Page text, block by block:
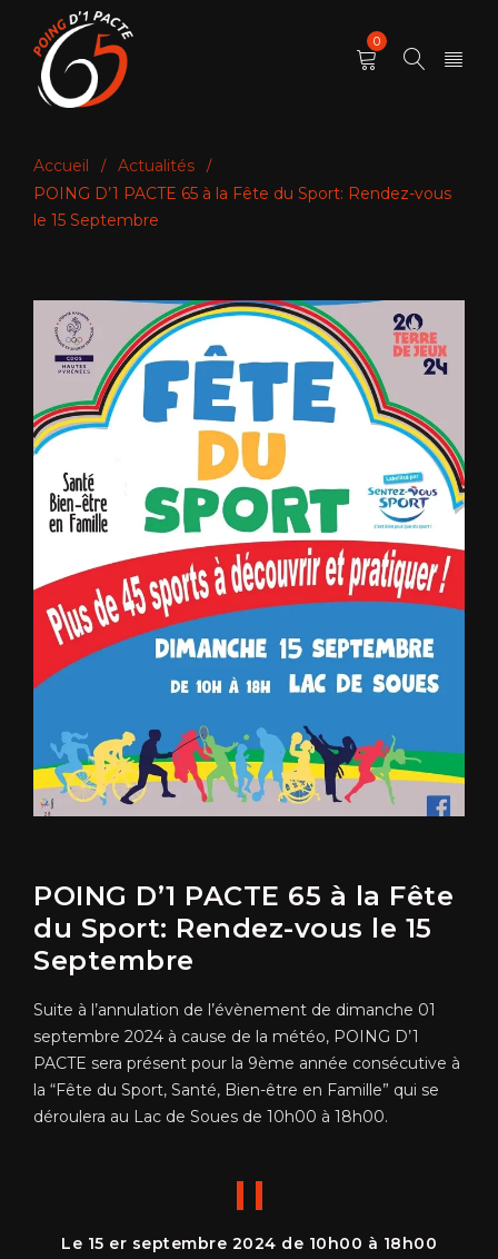
0
Accueil / Actualités /
POING D’1 PACTE 65 à la Fête du Sport: Rendez-vous
le 15 Septembre
POING D’1 PACTE 65 à la Fête
du Sport: Rendez-vous le 15
Septembre
Suite à l’annulation de l’évènement de dimanche 01
septembre 2024 à cause de la météo, POING D’1
PACTE sera présent pour la 9ème année consécutive à
la “Fête du Sport, Santé, Bien-être en Famille” qui se
déroulera au Lac de Soues de 10h00 à 18h00.
Le 15 er septembre 2024 de 10h00 à 18h00